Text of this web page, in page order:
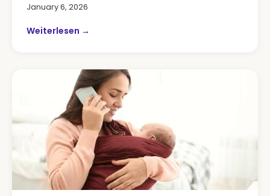
January 6, 2026
Weiterlesen →